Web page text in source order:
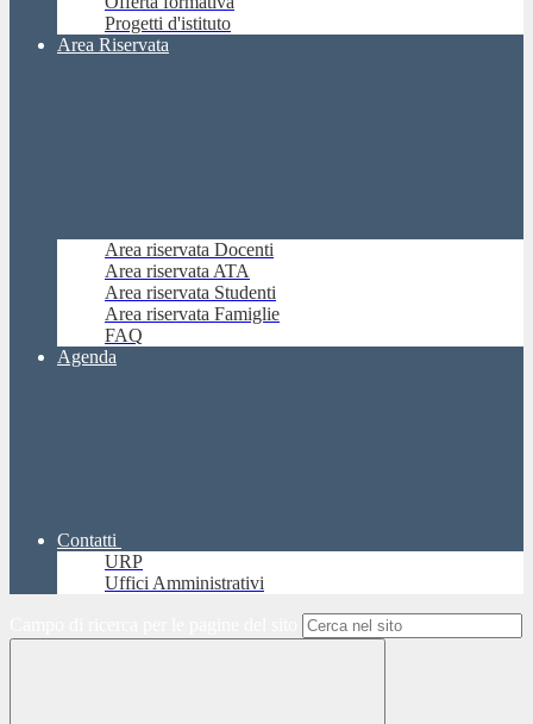
Progetti d'istituto
Area Riservata
Area riservata Docenti
Area riservata ATA
Area riservata Studenti
Area riservata Famiglie
FAQ
Agenda
Contatti
URP
Uffici Amministrativi